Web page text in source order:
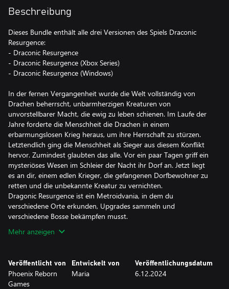
Beschreibung
Dieses Bundle enthält alle drei Versionen des Spiels Draconic
Resurgence:
- Draconic Resurgence
- Draconic Resurgence (Xbox Series)
- Draconic Resurgence (Windows)
In der fernen Vergangenheit wurde die Welt vollständig von
Drachen beherrscht, unbarmherzigen Kreaturen von
unvorstellbarer Macht, die ewig zu leben schienen. Im Laufe der
Jahre forderte die Menschheit die Drachen in einem
erbarmungslosen Krieg heraus, um ihre Herrschaft zu stürzen.
Letztendlich ging die Menschheit als Sieger aus diesem Konflikt
hervor. Zumindest glaubten das alle. Vor ein paar Tagen griff ein
mysteriöses Wesen im Schleier der Nacht ihr Dorf an. Jetzt liegt
es an dir, einem edlen Krieger, die gefangenen Dorfbewohner zu
retten und die unbekannte Kreatur zu vernichten.
Dragonic Resurgence ist ein Metroidvania, in dem du
verschiedene Orte erkunden, Upgrades sammeln und
verschiedene Bosse bekämpfen musst.
Mehr anzeigen
Veröffentlicht von
Phoenix Reborn
Games
Entwickelt von
Maria
Veröffentlichungsdatum
6.12.2024